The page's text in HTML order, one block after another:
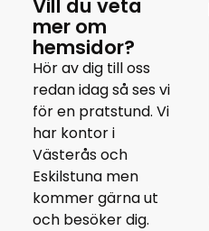
Vill du veta
mer om
hemsidor?
Hör av dig till oss
redan idag så ses vi
för en pratstund. Vi
har kontor i
Västerås och
Eskilstuna men
kommer gärna ut
och besöker dig.